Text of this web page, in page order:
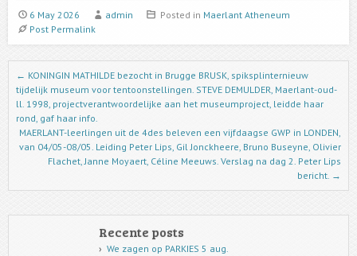
6 May 2026 admin Posted in Maerlant Atheneum
Post Permalink
Post navigation
← KONINGIN MATHILDE bezocht in Brugge BRUSK, spiksplinternieuw
tijdelijk museum voor tentoonstellingen. STEVE DEMULDER, Maerlant-oud-
ll. 1998, projectverantwoordelijke aan het museumproject, leidde haar
rond, gaf haar info.
MAERLANT-leerlingen uit de 4des beleven een vijfdaagse GWP in LONDEN,
van 04/05-08/05. Leiding Peter Lips, Gil Jonckheere, Bruno Buseyne, Olivier
Flachet, Janne Moyaert, Céline Meeuws. Verslag na dag 2. Peter Lips
bericht. →
Recente posts
We zagen op PARKIES 5 aug.